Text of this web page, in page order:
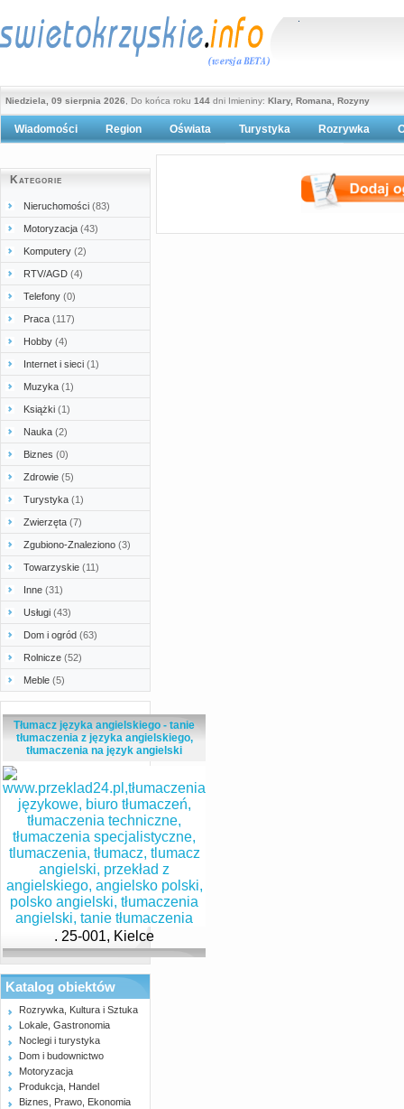
Niedziela, 09 sierpnia 2026 , Do końca roku 144 dni Imieniny: Klary, Romana, Rozyny
Wiadomości Region Oświata Turystyka
Polityka prywatności
Rozrywka
Kategorie
Nieruchomości (83)
Motoryzacja (43)
Komputery (2)
RTV/AGD (4)
Telefony (0)
Praca (117)
Hobby (4)
Internet i sieci (1)
Muzyka (1)
Książki (1)
Nauka (2)
Biznes (0)
Zdrowie (5)
Turystyka (1)
Zwierzęta (7)
Zgubiono-Znaleziono (3)
Towarzyskie (11)
Inne (31)
Usługi (43)
Dom i ogród (63)
Rolnicze (52)
Meble (5)
Tłumacz języka angielskiego - tanie
tłumaczenia z języka angielskiego,
tłumaczenia na język angielski
. 25-001, Kielce
Katalog obiektów
Rozrywka, Kultura i Sztuka
Lokale, Gastronomia
Noclegi i turystyka
Dom i budownictwo
Motoryzacja
Produkcja, Handel
Biznes, Prawo, Ekonomia